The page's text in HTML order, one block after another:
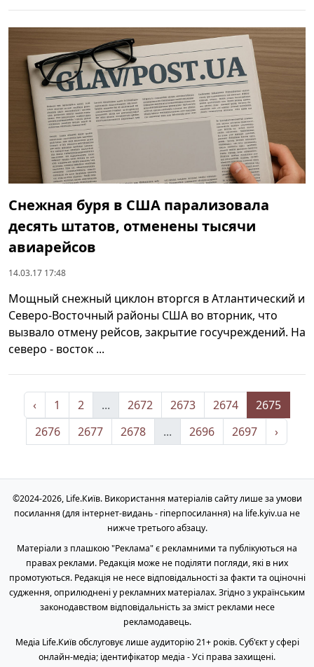
Снежная буря в США парализовала
десять штатов, отменены тысячи
авиарейсов
14.03.17 17:48
Мощный снежный циклон вторгся в Атлантический и
Северо-Восточный районы США во вторник, что
вызвало отмену рейсов, закрытие госучреждений. На
северо - восток ...
‹ 1 2 ... 2672 2673 2674
2675
2676
2677 2678 ... 2696 2697 ›
©2024-2026, Life.Київ. Використання матеріалів сайту лише за умови
посилання (для інтернет-видань - гіперпосилання) на life.kyiv.ua не
нижче третього абзацу.
Матеріали з плашкою "Реклама" є рекламними та публікуються на
правах реклами. Редакція може не поділяти погляди, які в них
промотуються. Редакція не несе відповідальності за факти та оціночні
судження, оприлюднені у рекламних матеріалах. Згідно з українським
законодавством відповідальність за зміст реклами несе
рекламодавець.
Медіа Life.Київ обслуговує лише аудиторію 21+ років. Cуб'єкт у сфері
онлайн-медіа; ідентифікатор медіа - Усі права захищені.